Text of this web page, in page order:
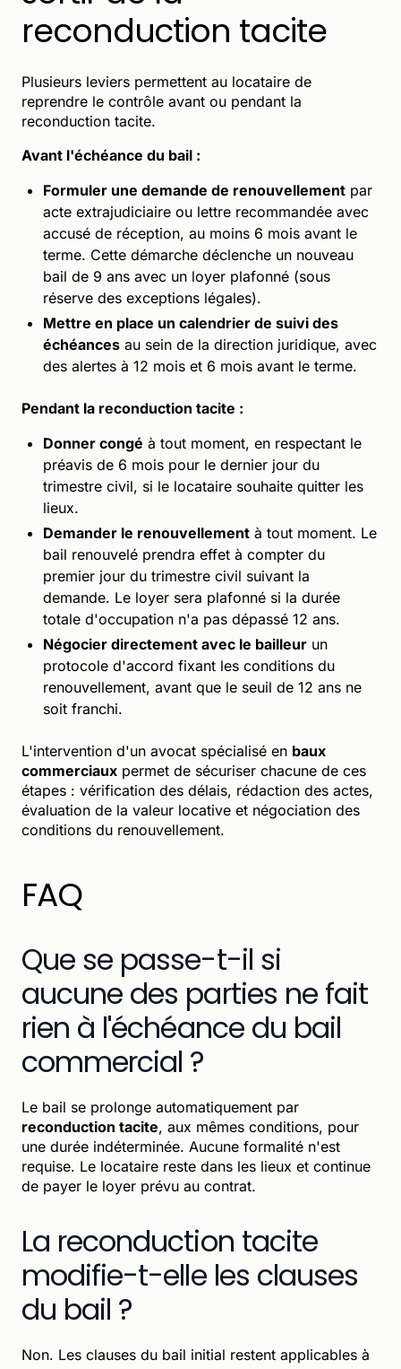
reconduction tacite
Plusieurs leviers permettent au locataire de
reprendre le contrôle avant ou pendant la
reconduction tacite.
Avant l'échéance du bail :
Formuler une demande de renouvellement par
acte extrajudiciaire ou lettre recommandée avec
accusé de réception, au moins 6 mois avant le
terme. Cette démarche déclenche un nouveau
bail de 9 ans avec un loyer plafonné (sous
réserve des exceptions légales).
Mettre en place un calendrier de suivi des
échéances au sein de la direction juridique, avec
des alertes à 12 mois et 6 mois avant le terme.
Pendant la reconduction tacite :
Donner congé à tout moment, en respectant le
préavis de 6 mois pour le dernier jour du
trimestre civil, si le locataire souhaite quitter les
lieux.
Demander le renouvellement à tout moment. Le
bail renouvelé prendra effet à compter du
premier jour du trimestre civil suivant la
demande. Le loyer sera plafonné si la durée
totale d'occupation n'a pas dépassé 12 ans.
Négocier directement avec le bailleur un
protocole d'accord fixant les conditions du
renouvellement, avant que le seuil de 12 ans ne
soit franchi.
L'intervention d'un avocat spécialisé en baux
commerciaux permet de sécuriser chacune de ces
étapes : vérification des délais, rédaction des actes,
évaluation de la valeur locative et négociation des
conditions du renouvellement.
FAQ
Que se passe-t-il si
aucune des parties ne fait
rien à l'échéance du bail
commercial ?
Le bail se prolonge automatiquement par
reconduction tacite, aux mêmes conditions, pour
une durée indéterminée. Aucune formalité n'est
requise. Le locataire reste dans les lieux et continue
de payer le loyer prévu au contrat.
La reconduction tacite
modifie-t-elle les clauses
du bail ?
Non. Les clauses du bail initial restent applicables à